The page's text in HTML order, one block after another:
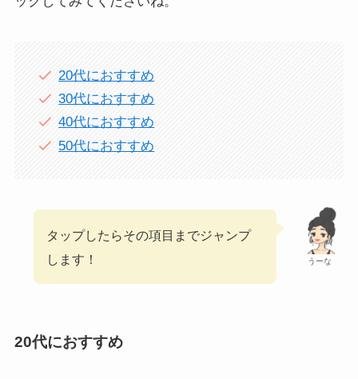
20代におすすめ
30代におすすめ
40代におすすめ
50代におすすめ
うーな
タップしたらその項目までジャンプ
します！
20代におすすめ